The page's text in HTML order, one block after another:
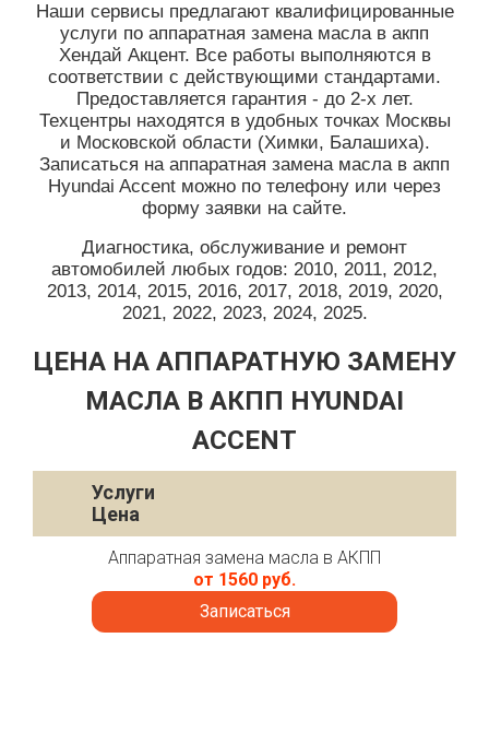
Наши сервисы предлагают квалифицированные
услуги по аппаратная замена масла в акпп
Хендай Акцент. Все работы выполняются в
соответствии с действующими стандартами.
Предоставляется гарантия - до 2-х лет.
Техцентры находятся в удобных точках Москвы
и Московской области (Химки, Балашиха).
Записаться на аппаратная замена масла в акпп
Hyundai Accent можно по телефону или через
форму заявки на сайте.
Диагностика, обслуживание и ремонт
автомобилей любых годов: 2010, 2011, 2012,
2013, 2014, 2015, 2016, 2017, 2018, 2019, 2020,
2021, 2022, 2023, 2024, 2025.
ЦЕНА НА АППАРАТНУЮ ЗАМЕНУ
МАСЛА В АКПП HYUNDAI
ACCENT
Услуги
Цена
Аппаратная замена масла в АКПП
от 1560 руб.
Записаться